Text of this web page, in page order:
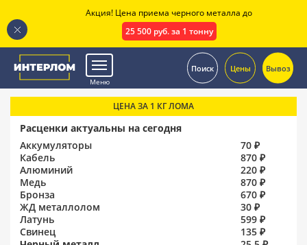
Меню
Поиск Цены Вывоз
ЦЕНА ЗА 1 КГ ЛОМА
Расценки актуальны на сегодня
Аккумуляторы
70 ₽
Кабель
870 ₽
Алюминий
220 ₽
Медь
870 ₽
Бронза
670 ₽
ЖД металлолом
30 ₽
Латунь
599 ₽
Свинец
135 ₽
Акция! Цена приема черного металла до
25 500 руб. за 1 тонну
.